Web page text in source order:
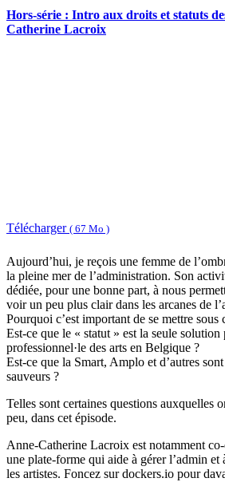
Hors-série : Intro aux droits et statuts
Catherine Lacroix
Télécharger ( 67 Mo )
Aujourd’hui, je reçois une femme de
la pleine mer de l’administration. Son
dédiée, pour une bonne part, à nous
voir un peu plus clair dans les arcanes de
Pourquoi c’est important de se mettre sous
Est-ce que le « statut » est la seule
professionnel·le des arts en Belgique ?
Est-ce que la Smart, Amplo et d’autres
sauveurs ?
Telles sont certaines questions auxquelles
peu, dans cet épisode.
Anne-Catherine Lacroix est notamment
une plate-forme qui aide à gérer l’admin
les artistes. Foncez sur dockers.io pour